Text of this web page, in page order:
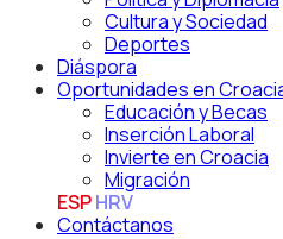
Cultura y Sociedad
Deportes
Diáspora
Oportunidades en
Educación y Becas
Inserción Laboral
Invierte en Croacia
Migración
ESPHRV
Contáctanos